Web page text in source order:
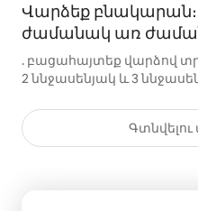
Վարձեք
ժամանակ առ
. բացահայտեք վարձով
2 ննջասենյակ և 3
Գտնվելու